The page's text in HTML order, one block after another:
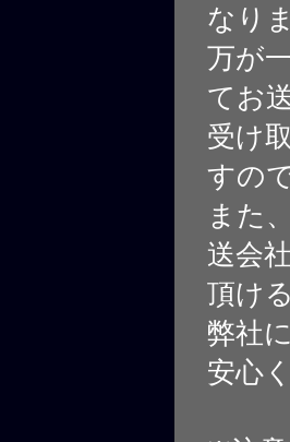
なり
万が
てお
受け
すの
また
送会
頂け
弊社
安心